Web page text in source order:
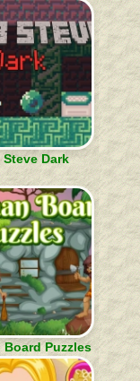
Dark
Board Puzzles